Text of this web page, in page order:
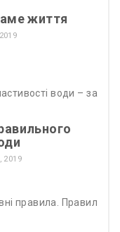
життя
2019
води – за
2019
правила. Правил